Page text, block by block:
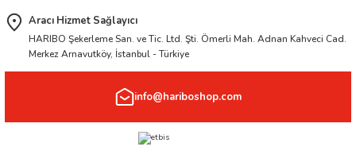
Aracı Hizmet Sağlayıcı
HARIBO Şekerleme San. ve Tic. Ltd. Şti. Ömerli Mah. Adnan Kahveci Cad.
Merkez Arnavutköy, İstanbul - Türkiye
info@hariboshop.com